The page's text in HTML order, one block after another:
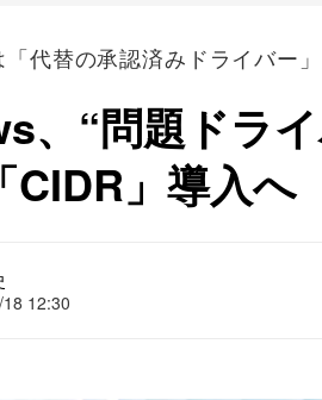
代替の承認済みドライバー
、“問題ドラ
CIDR」導入へ
12:30